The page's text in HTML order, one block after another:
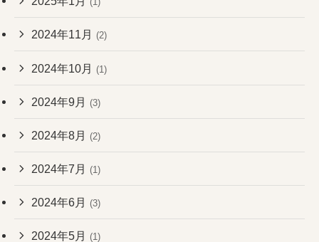
2024年11月 (2)
2024年10月 (1)
2024年9月 (3)
2024年8月 (2)
2024年7月 (1)
2024年6月 (3)
2024年5月 (1)